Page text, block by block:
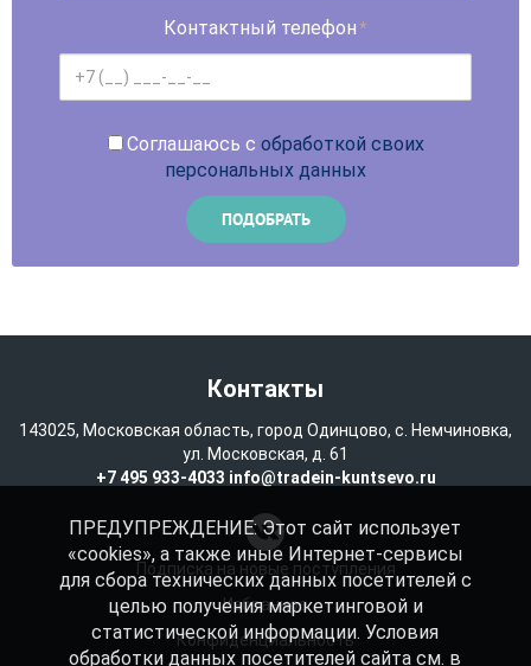
Контактный телефон *
Соглашаюсь с обработкой своих
персональных данных
Контакты
143025, Московская область, город Одинцово, с. Немчиновка,
ул. Московская, д. 61
+7 495 933-4033 info@tradein-kuntsevo.ru
Подписка на новые поступления
Избранное
Конфиденциальность
ПРЕДУПРЕЖДЕНИЕ: Этот сайт использует
«cookies», а также иные Интернет-сервисы
для сбора технических данных посетителей с
целью получения маркетинговой и
статистической информации. Условия
обработки данных посетителей сайта см. в